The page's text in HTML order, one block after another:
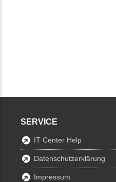
SERVICE
IT Center Help
Datenschutzerklärung
Impressum